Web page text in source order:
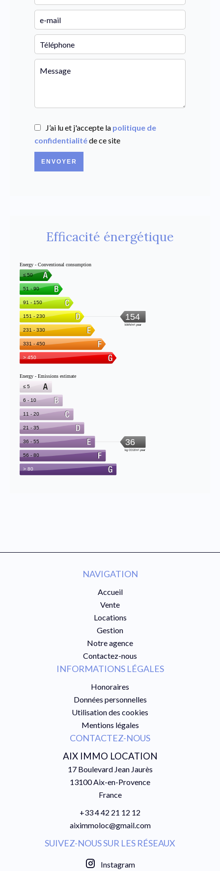
J’ai lu et j'accepte la politique de
confidentialitéde ce site
ENVOYER
Efficacité énergétique
NAVIGATION
Accueil
Vente
Locations
Gestion
Notre agence
Contactez-nous
INFORMATIONS LÉGALES
Honoraires
Données personnelles
Utilisation des cookies
Mentions légales
CONTACTEZ-NOUS
AIX IMMO LOCATION
17 Boulevard Jean Jaurès
13100Aix-en-Provence
France
+33 4 42 21 12 12
aiximmoloc@gmail.com
SUIVEZ-NOUS SUR LES RÉSEAUX
Instagram